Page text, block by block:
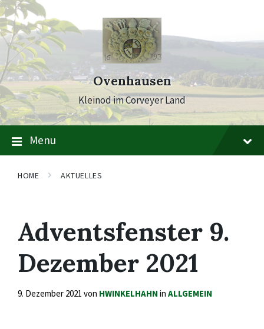
Skip
to
content
Skip
to
main
navigation
Skip
to
footer
Ovenhausen
Kleinod im Corveyer Land
Menu
HOME AKTUELLES
Adventsfenster 9.
Dezember 2021
9. Dezember 2021 von HWINKELHAHN in ALLGEMEIN